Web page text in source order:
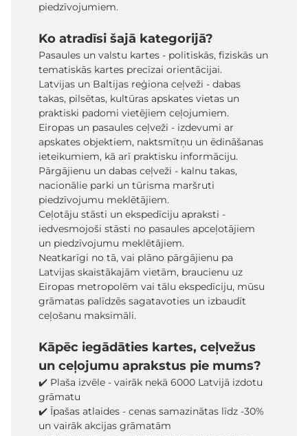
piedzīvojumiem.
Ko atradīsi šajā kategorijā?
Pasaules un valstu kartes - politiskās, fiziskās un
tematiskās kartes precīzai orientācijai.
Latvijas un Baltijas reģiona ceļveži - dabas
takas, pilsētas, kultūras apskates vietas un
praktiski padomi vietējiem ceļojumiem.
Eiropas un pasaules ceļveži - izdevumi ar
apskates objektiem, naktsmītņu un ēdināšanas
ieteikumiem, kā arī praktisku informāciju.
Pārgājienu un dabas ceļveži - kalnu takas,
nacionālie parki un tūrisma maršruti
piedzīvojumu meklētājiem.
Ceļotāju stāsti un ekspedīciju apraksti -
iedvesmojoši stāsti no pasaules apceļotājiem
un piedzīvojumu meklētājiem.
Neatkarīgi no tā, vai plāno pārgājienu pa
Latvijas skaistākajām vietām, braucienu uz
Eiropas metropolēm vai tālu ekspedīciju, mūsu
grāmatas palīdzēs sagatavoties un izbaudīt
ceļošanu maksimāli.
Kāpēc iegādāties kartes, ceļvežus
un ceļojumu aprakstus pie mums?
✔️ Plaša izvēle - vairāk nekā 6000 Latvijā izdotu
grāmatu
✔️ Īpašas atlaides - cenas samazinātas līdz -30%
un vairāk akcijas grāmatām